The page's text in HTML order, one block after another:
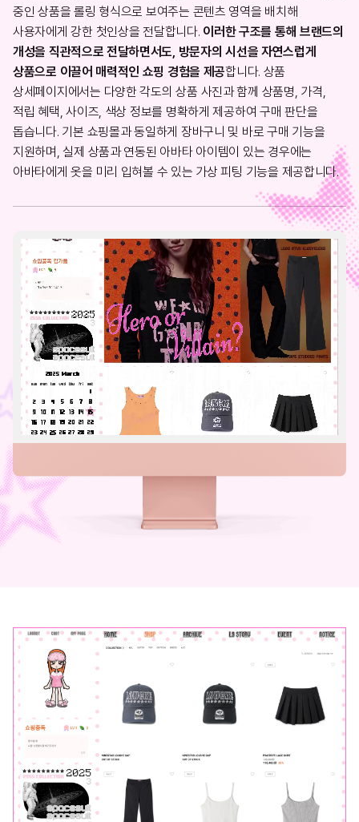
중인 상품을 롤링 형식으로 보여주는 콘텐츠 영역을 배치해
사용자에게 강한 첫인상을 전달합니다. 이러한 구조를 통해 브랜드의
개성을 직관적으로 전달하면서도, 방문자의 시선을 자연스럽게
상품으로 이끌어 매력적인 쇼핑 경험을 제공합니다. 상품
상세페이지에서는 다양한 각도의 상품 사진과 함께 상품명, 가격,
적립 혜택, 사이즈, 색상 정보를 명확하게 제공하여 구매 판단을
돕습니다. 기본 쇼핑몰과 동일하게 장바구니 및 바로 구매 기능을
지원하며, 실제 상품과 연동된 아바타 아이템이 있는 경우에는
아바타에게 옷을 미리 입혀볼 수 있는 가상 피팅 기능을 제공합니다.